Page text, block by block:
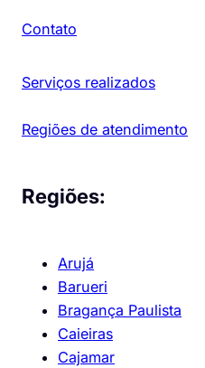
Contato
Serviços realizados
Regiões de atendimento
Regiões:
Arujá
Barueri
Bragança Paulista
Caieiras
Cajamar